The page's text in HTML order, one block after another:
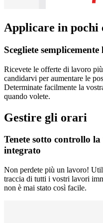
Applicare in pochi
Scegliete
Ricevete le offerte di lavoro
candidarvi per aumentare le
Determinate facilmente la
quando volete.
Gestire gli orari
Tenete sotto controllo
integrato
Non perdete più un lavoro!
traccia di tutti i vostri lavori
non è mai stato così facile.